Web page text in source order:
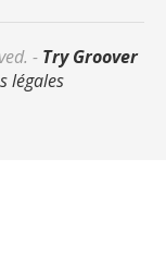
- Try Groover
légales